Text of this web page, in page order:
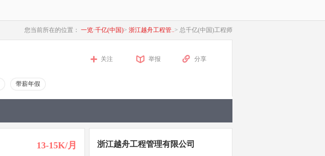
您当前所在的位置： 一览·千亿(中国)> 浙江越舟工程管..> 总千亿(中国)工程师
带薪年假
关注 举报 分享
13-15K/月 浙江越舟工程管理有限公司